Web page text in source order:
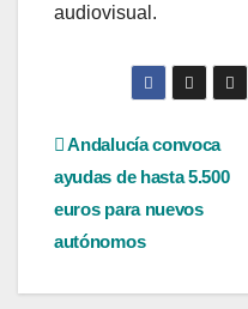
audiovisual.
Navegación
de
entradas
Andalucía convoca
ayudas de hasta 5.500
euros para nuevos
autónomos